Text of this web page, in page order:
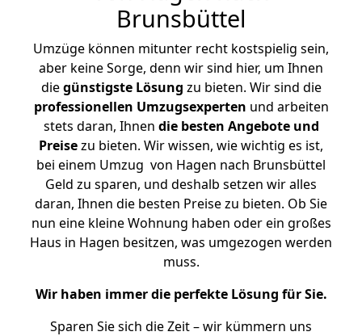
Brunsbüttel
Umzüge können mitunter recht kostspielig sein,
aber keine Sorge, denn wir sind hier, um Ihnen
diegünstigste Lösung zu bieten. Wir sind die
professionellen Umzugsexperten und arbeiten
stets daran, Ihnen die besten Angebote und
Preisezu bieten. Wir wissen, wie wichtig es ist,
bei einem Umzug von Hagen nach Brunsbüttel
Geld zu sparen, und deshalb setzen wir alles
daran, Ihnen die besten Preise zu bieten. Ob Sie
nun eine kleine Wohnung haben oder ein großes
Haus in Hagen besitzen, was umgezogen werden
muss.
Wir haben immer die perfekte Lösung für Sie.
Sparen Sie sich die Zeit – wir kümmern uns